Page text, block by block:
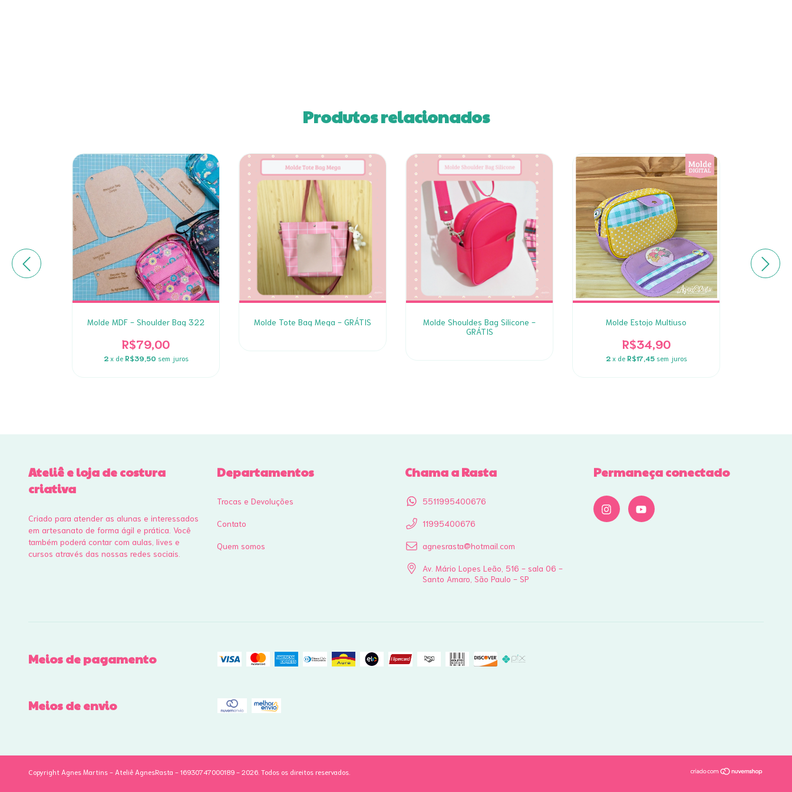
Produtos relacionados
Molde MDF - Shoulder Bag 322
R$79,00
2 x de R$39,50 sem juros
Molde Tote Bag Mega - GRÁTIS
Molde Shouldes Bag Silicone -
GRÁTIS
Molde Estojo Multiuso
R$34,90
2 x de R$17,45 sem juros
Ateliê e loja de costura
criativa
Criado para atender as alunas e interessados
em artesanato de forma ágil e prática. Você
também poderá contar com aulas, lives e
cursos através das nossas redes sociais.
Departamentos
Trocas e Devoluções
Contato
Quem somos
Chama a Rasta
5511995400676
11995400676
agnesrasta@hotmail.com
Av. Mário Lopes Leão, 516 - sala 06 -
Santo Amaro, São Paulo - SP
Permaneça conectado
Meios de pagamento
Meios de envio
Copyright Agnes Martins - Ateliê AgnesRasta - 16930747000189 - 2026. Todos os direitos reservados.